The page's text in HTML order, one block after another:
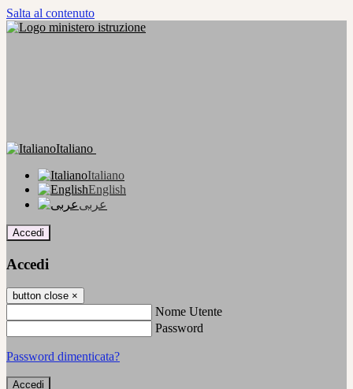
Salta al contenuto
Italiano
Italiano
English
عربى
Accedi
Accedi
button close ×
Nome Utente
Password
Password dimenticata?